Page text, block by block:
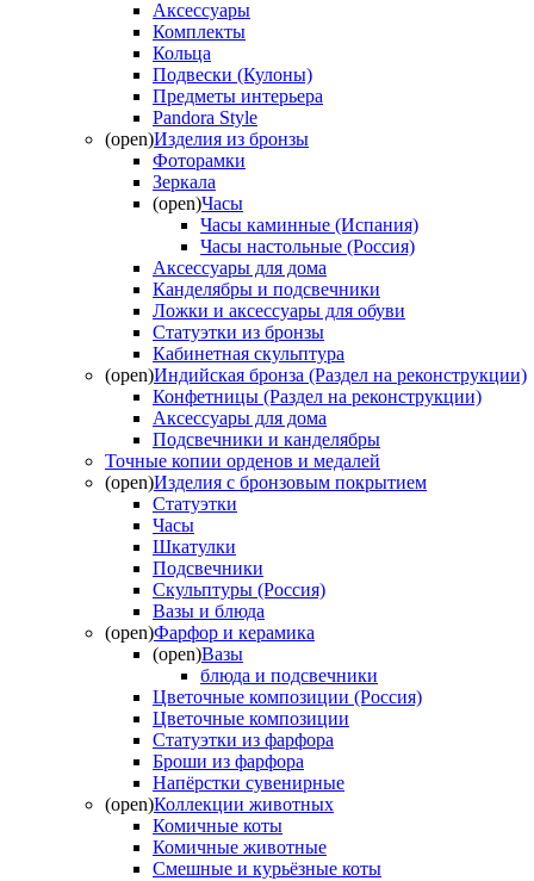
Аксессуары
Комплекты
Кольца
Подвески (Кулоны)
Предметы интерьера
Pandora Style
(open)Изделия из бронзы
Фоторамки
Зеркала
(open)Часы
Часы каминные (Испания)
Часы настольные (Россия)
Аксессуары для дома
Канделябры и подсвечники
Ложки и аксессуары для обуви
Статуэтки из бронзы
Кабинетная скульптура
(open)Индийская бронза (Раздел на реконструкции)
Конфетницы (Раздел на реконструкции)
Аксессуары для дома
Подсвечники и канделябры
Точные копии орденов и медалей
(open)Изделия с бронзовым покрытием
Статуэтки
Часы
Шкатулки
Подсвечники
Скульптуры (Россия)
Вазы и блюда
(open)Фарфор и керамика
(open)Вазы
блюда и подсвечники
Цветочные композиции (Россия)
Цветочные композиции
Статуэтки из фарфора
Броши из фарфора
Напёрстки сувенирные
(open)Коллекции животных
Комичные коты
Комичные животные
Смешные и курьёзные коты